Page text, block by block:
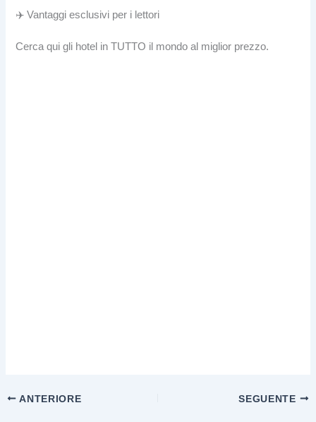
✈️ Vantaggi esclusivi per i lettori
Cerca qui gli hotel in TUTTO il mondo al miglior prezzo.
ANTERIORE SEGUENTE